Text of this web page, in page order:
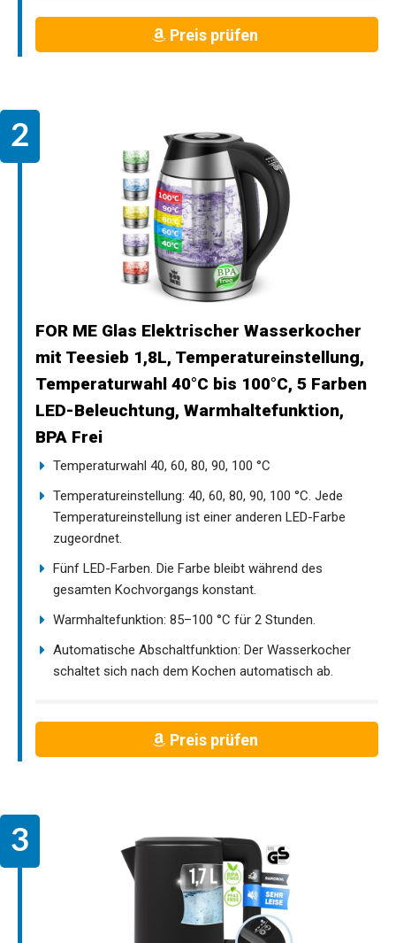
Preis prüfen
FOR ME Glas Elektrischer Wasserkocher
mit Teesieb 1,8L, Temperatureinstellung,
Temperaturwahl 40°C bis 100°C, 5 Farben
LED-Beleuchtung, Warmhaltefunktion,
BPA Frei
Temperaturwahl 40, 60, 80, 90, 100 °C
Temperatureinstellung: 40, 60, 80, 90, 100 °C. Jede
Temperatureinstellung ist einer anderen LED-Farbe
zugeordnet.
Fünf LED-Farben. Die Farbe bleibt während des
gesamten Kochvorgangs konstant.
Warmhaltefunktion: 85–100 °C für 2 Stunden.
Automatische Abschaltfunktion: Der Wasserkocher
schaltet sich nach dem Kochen automatisch ab.
Preis prüfen